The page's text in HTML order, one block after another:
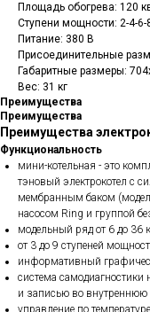
Площадь обогрева: 120
Cтупени мощности: 2-4-6-
Питание: 380 В
Присоединительные
Габаритные размеры:
Вес: 31 кг
Преимущества
Преимущества
Преимущества
Функциональность
мини-котельная - это
тэновый электрокотел с
мембранным баком
насосом Ring и группой
модельный ряд от 6 до 36
от 3 до 9 ступеней
информативный
система
и записью во внутреннюю